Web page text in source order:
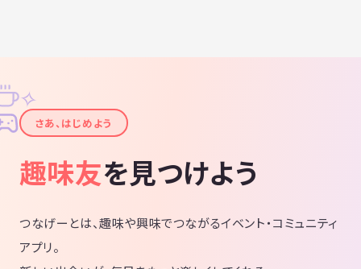
✦
✧
さあ、はじめよう
趣味友を見つけよう
つなげーとは、趣味や興味でつながるイベント・コミュニティ
アプリ。